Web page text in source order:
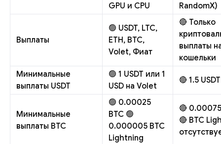
GPU и CPU
RandomX)
Выплаты
🟢 USDT, LTC,
ETH, BTC,
Volet, Фиат
🔴 Только
выплаты
кошельки
Минимальные
выплаты USDT
🟢 1 USDT или 1
USD на Volet
🔴 1.5 USDT
Минимальные
выплаты BTC
🟢 0.00025
BTC 🟢
0.000005 BTC
Lightning
🔴
🔴 BTC